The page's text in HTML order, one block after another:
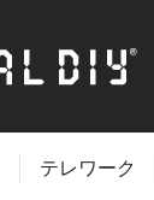
テレワーク